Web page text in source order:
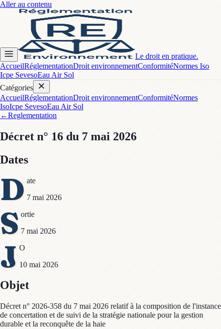
Aller au contenu
Le droit en pratique.
AccueilRéglementationDroit environnementConformitéNormes Iso
Icpe SevesoEau Air Sol
Catégories
AccueilRéglementationDroit environnementConformitéNormes
IsoIcpe SevesoEau Air Sol
←Reglementation
Décret n° 16 du 7 mai 2026
Dates
D ate
7 mai 2026
S ortie
7 mai 2026
J O
10 mai 2026
Objet
Décret n° 2026-358 du 7 mai 2026 relatif à la composition de l'instance
de concertation et de suivi de la stratégie nationale pour la gestion
durable et la reconquête de la haie